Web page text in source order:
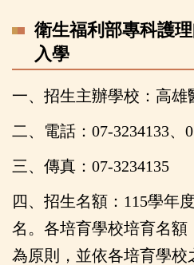
衛生福利部專科護
入學
一、招生主辦學校：高雄
二、電話：07-3234133、
三、傳真：07-3234135
四、招生名額：115學年
名。各培育學校培育名額
為原則，並依各培育學校